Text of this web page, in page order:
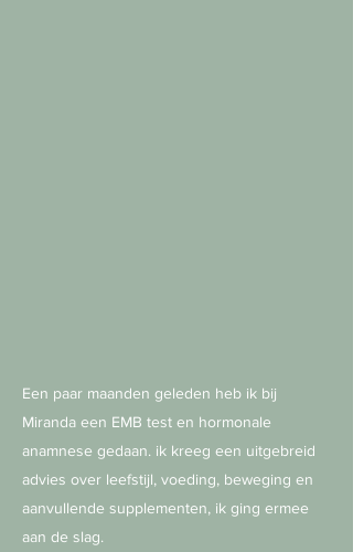
Een paar maanden geleden heb ik bij
Miranda een EMB test en hormonale
anamnese gedaan. ik kreeg een uitgebreid
advies over leefstijl, voeding, beweging en
aanvullende supplementen, ik ging ermee
aan de slag.